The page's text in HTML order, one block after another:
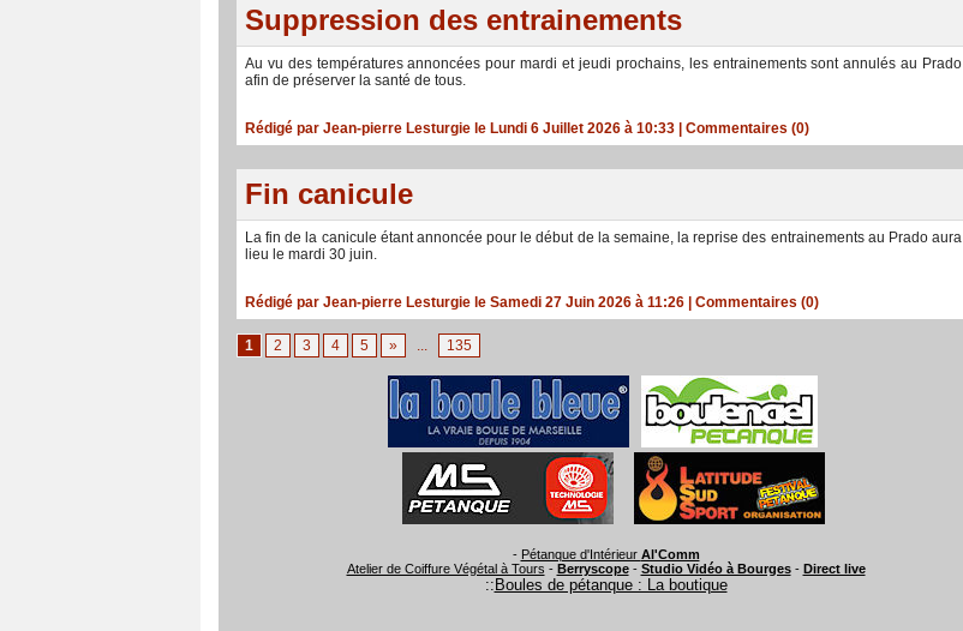
Suppression des entrainements
Au vu des températures annoncées pour mardi et jeudi prochains, les entrainements sont annulés au Prado
afin de préserver la santé de tous.
Rédigé par Jean-pierre Lesturgie le Lundi 6 Juillet 2026 à 10:33 Commentaires (0)
Fin canicule
La fin de la canicule étant annoncée pour le début de la semaine, la reprise des entrainements au Prado aura
lieu le mardi 30 juin.
Rédigé par Jean-pierre Lesturgie le Samedi 27 Juin 2026 à 11:26 Commentaires (0)
1 2 3 4 5 » ... 135
- Pétanque d'Intérieur Al'Comm
Atelier de Coiffure Végétal à Tours - Berryscope- Studio Vidéo à Bourges- Direct live
:: Boules de pétanque : La boutique